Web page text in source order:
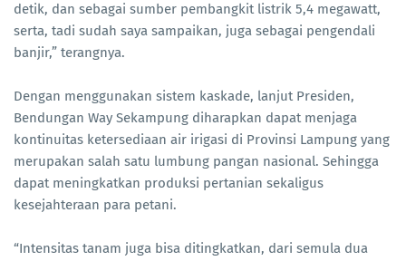
detik, dan sebagai sumber pembangkit listrik 5,4 megawatt,
serta, tadi sudah saya sampaikan, juga sebagai pengendali
banjir,” terangnya.
Dengan menggunakan sistem kaskade, lanjut Presiden,
Bendungan Way Sekampung diharapkan dapat menjaga
kontinuitas ketersediaan air irigasi di Provinsi Lampung yang
merupakan salah satu lumbung pangan nasional. Sehingga
dapat meningkatkan produksi pertanian sekaligus
kesejahteraan para petani.
“Intensitas tanam juga bisa ditingkatkan, dari semula dua